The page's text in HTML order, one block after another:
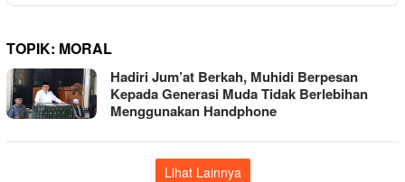
TOPIK: MORAL
Hadiri Jum’at Berkah, Muhidi Berpesan
Kepada Generasi Muda Tidak Berlebihan
Menggunakan Handphone
Lihat Lainnya